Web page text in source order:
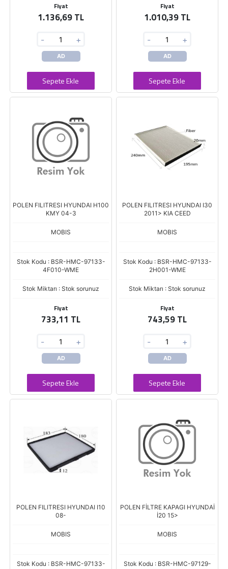
Fiyat
1.136,69 TL
- +
AD
Sepete Ekle
Fiyat
1.010,39 TL
- +
AD
Sepete Ekle
POLEN FILITRESI HYUNDAI H100
KMY 04-3
MOBIS
Stok Kodu : BSR-HMC-97133-
4F010-WME
Stok Miktarı : Stok sorunuz
Fiyat
733,11 TL
- +
AD
Sepete Ekle
POLEN FILITRESI HYUNDAI I30
2011> KIA CEED
MOBIS
Stok Kodu : BSR-HMC-97133-
2H001-WME
Stok Miktarı : Stok sorunuz
Fiyat
743,59 TL
- +
AD
Sepete Ekle
POLEN FILITRESI HYUNDAI I10
08-
MOBIS
Stok Kodu : BSR-HMC-97133-
POLEN FİLTRE KAPAGI HYUNDAİ
İ20 15>
MOBIS
Stok Kodu : BSR-HMC-97129-